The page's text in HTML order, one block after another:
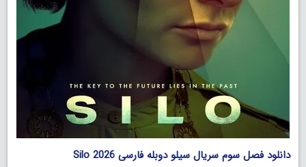
دانلود فصل سوم سریال سیلو دوبله فارسی Silo 2026